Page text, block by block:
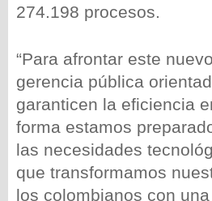
274.198 procesos.
“Para afrontar este
gerencia pública
garanticen la eficiencia
forma estamos
las necesidades
que transformamos
los colombianos con